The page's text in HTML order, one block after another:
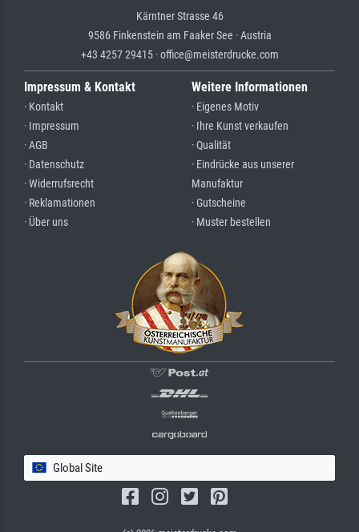
Kärntner Strasse 46
9586 Finkenstein am Faaker See · Austria
+43 4257 29415 · office@meisterdrucke.com
Impressum & Kontakt
· Kontakt
· Impressum
· AGB
· Datenschutz
· Widerrufsrecht
· Reklamationen
· Über uns
Weitere Informationen
· Eigenes Motiv
· Ihre Kunst verkaufen
· Qualität
· Eindrücke aus unserer
Manufaktur
· Gutscheine
· Muster bestellen
Global Site